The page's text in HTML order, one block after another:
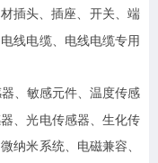
插头、插座、开关、端
线电缆、电线电缆专用
、敏感元件、温度传感
、光电传感器、生化传
纳米系统、电磁兼容、